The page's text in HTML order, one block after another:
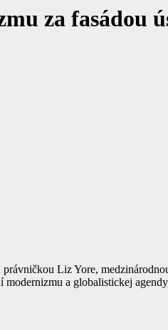
za fasádou
Liz Yore,
a globalistickej